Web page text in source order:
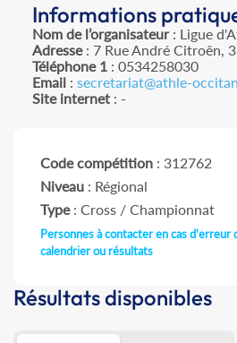
Informations
Nom de l’organisateur: Ligue
Adresse: 7 Rue André Citroên,
Téléphone 1: 0534258030
Email: secretariat@athle-
Site internet: -
Code compétition : 312762
Niveau : Régional
Type: Cross / Championnat
Personnes à contacter en cas d'erreur
calendrier ou résultats
Résultats disponibles